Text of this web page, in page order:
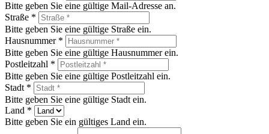
Bitte geben Sie eine gültige Mail-Adresse an.
Straße *
Bitte geben Sie eine gültige Straße ein.
Hausnummer *
Bitte geben Sie eine gültige Hausnummer ein.
Postleitzahl *
Bitte geben Sie eine gültige Postleitzahl ein.
Stadt *
Bitte geben Sie eine gültige Stadt ein.
Land *
Bitte geben Sie ein gültiges Land ein.